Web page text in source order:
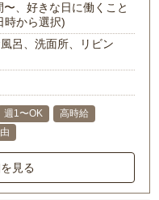
、好きな日に働くこと
時から選択)
呂、洗面所、リビン
週1〜OK
高時給
見る